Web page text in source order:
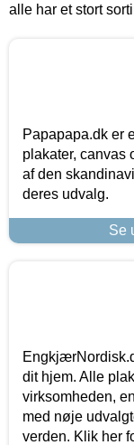
alle har et stort
Papapapa.dk er
plakater, canvas
af den
deres udvalg.
Se
dit hjem. Alle
virksomheden,
med nøje
verden. Klik her